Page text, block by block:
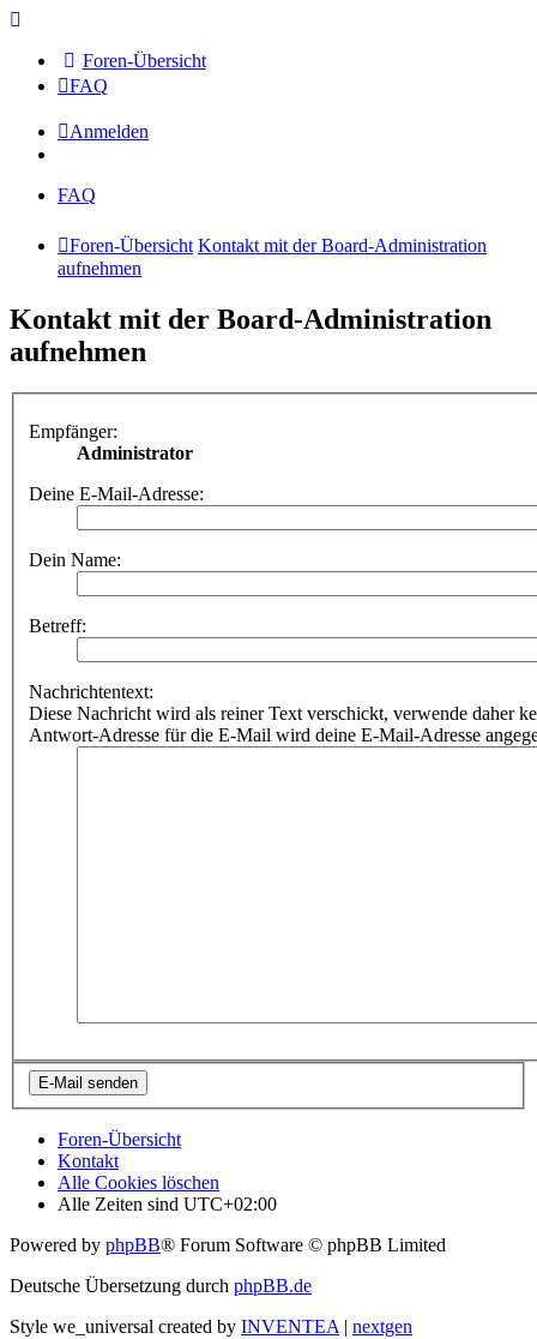
Foren-Übersicht
FAQ
Anmelden
FAQ
Foren-Übersicht Kontakt mit der Board-Administration
aufnehmen
Kontakt mit der Board-Administration
aufnehmen
Empfänger:
Administrator
Deine E-Mail-Adresse:
Dein Name:
Betreff:
Nachrichtentext:
Diese Nachricht wird als reiner Text verschickt, verwende daher
Antwort-Adresse für die E-Mail wird deine E-Mail-Adresse
Foren-Übersicht
Kontakt
Alle Cookies löschen
Alle Zeiten sind UTC+02:00
Powered by phpBB® Forum Software © phpBB Limited
Deutsche Übersetzung durch phpBB.de
Style we_universal created by INVENTEA| nextgen